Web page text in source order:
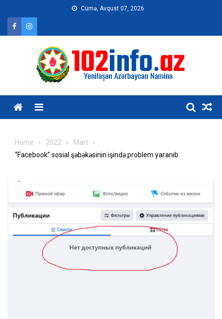
content
Cümə, Avqust 07, 2026
Home 2022
Mart
“Facebook” sosial şəbəkəsinin işində problem yaranıb